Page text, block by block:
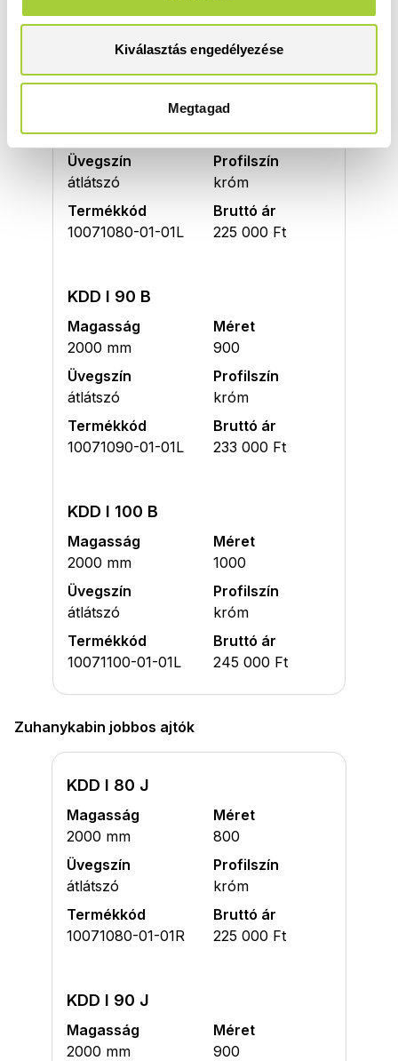
Kiválasztás engedélyezése
Megtagad
Zuhanykabin balos ajtók
KDD I 80 B
2000 mm
Méret
800
Üvegszín
átlátszó
Profilszín
króm
Termékkód
10071080-01-01L
Bruttó ár
225 000 Ft
KDD I 90 B
Magasság
2000 mm
Méret
900
Üvegszín
átlátszó
Profilszín
króm
Termékkód
10071090-01-01L
Bruttó ár
233 000 Ft
KDD I 100 B
Magasság
2000 mm
Méret
1000
Üvegszín
átlátszó
Profilszín
króm
Termékkód
10071100-01-01L
Bruttó ár
245 000 Ft
Zuhanykabin jobbos ajtók
KDD I 80 J
Magasság
2000 mm
Méret
800
Üvegszín
átlátszó
Profilszín
króm
Termékkód
10071080-01-01R
Bruttó ár
225 000 Ft
KDD I 90 J
Magasság
2000 mm
Méret
900